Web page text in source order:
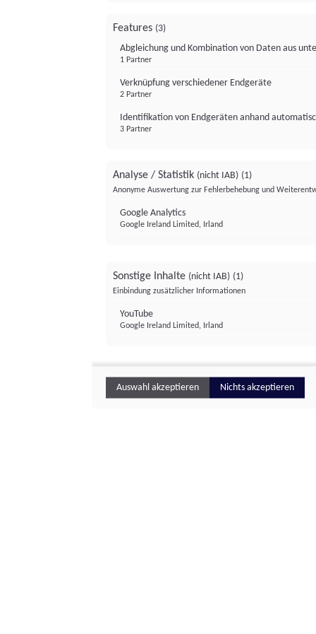
Features (3)
Abgleichung und Kombination von Daten aus
1 Partner
Verknüpfung verschiedener Endgeräte
2 Partner
Identifikation von Endgeräten anhand
3 Partner
Analyse / Statistik (nicht IAB) (1)
Anonyme Auswertung zur Fehlerbehebung und
Google Analytics
Google Ireland Limited, Irland
Sonstige Inhalte (nicht IAB) (1)
Einbindung zusätzlicher Informationen
YouTube
Google Ireland Limited, Irland
Auswahl akzeptieren Nichts akzeptieren